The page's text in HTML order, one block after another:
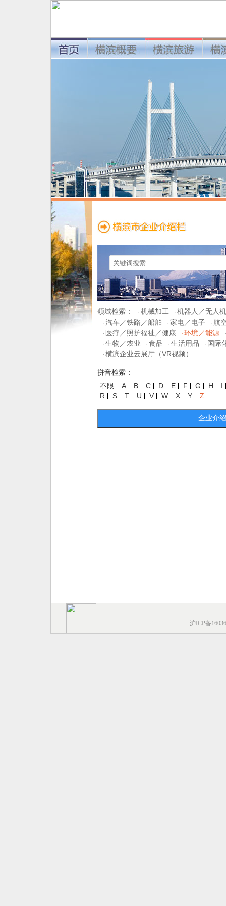
领域检索： · 机械加工 · 机器人／无人机
· 汽车／铁路／船舶 · 家电／电子 · 航
· 医疗／照护福祉／健康 · 环境／能源
·
· 生物／农业 · 食品 · 生活用品 · 国际
· 横滨企业云展厅（VR视频）
拼音检索：
不限
A B C D E F G H
I
R
S T U V W X Y Z
企业介绍
沪ICP备